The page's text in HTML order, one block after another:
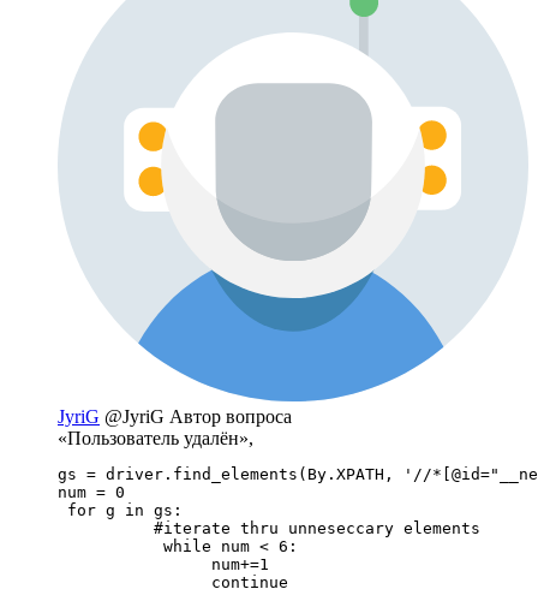
JyriG @JyriG Автор вопроса
«Пользователь удалён»,
gs = driver.find_elements(By.XPATH, '//
num = 0
for g in gs:
          #iterate thru unneseccary elements
           while num < 6:
                num+=1
                continue